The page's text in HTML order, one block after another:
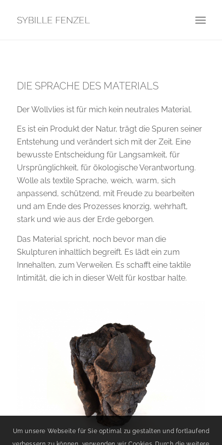
DIE SPRACHE DES MATERIALS
Der Wollvlies ist für mich kein neutrales Material.
Es ist ein Produkt der Natur, trägt die Spuren seiner
Entstehung und verändert sich mit der Zeit. Eine
bewusste Entscheidung für Langsamkeit, für
Ursprünglichkeit, für ökologische Verantwortung.
Wolle als textile Sprache, weich, warm, sich
anpassend, schützend, mit Freude zu bearbeiten
und am Ende des Prozesses knorzig, wehrhaft,
stark und wie aus der Erde geborgen.
Das Material spricht, noch bevor man die
Skulpturen inhaltlich begreift. Es lädt ein zum
Innehalten, zum Verweilen. Es schafft eine taktile
Intimität, die ich in dieser Welt für kostbar halte.
Um unsere Webseite für Sie optimal zu gestalten und fortlaufend